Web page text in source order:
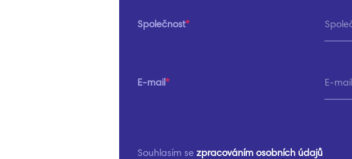
Společnost
E-mail
Souhlasím se zpracováním osobních údajů